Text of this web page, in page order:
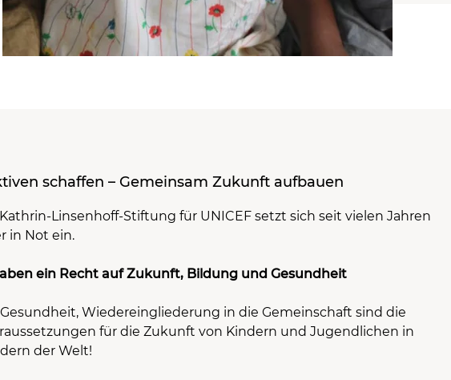
schaffen – Gemeinsam Zukunft aufbauen
Linsenhoff-Stiftung für UNICEF setzt sich seit vielen Jahren
in Not ein.
ein Recht auf Zukunft, Bildung und Gesundheit
Wiedereingliederung in die Gemeinschaft sind die
für die Zukunft von Kindern und Jugendlichen in
der Welt!